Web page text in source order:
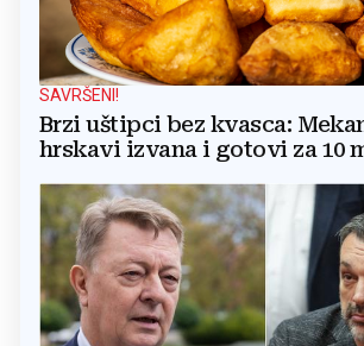
SAVRŠENI!
Brzi uštipci bez kvasca:
hrskavi izvana i gotovi za 10